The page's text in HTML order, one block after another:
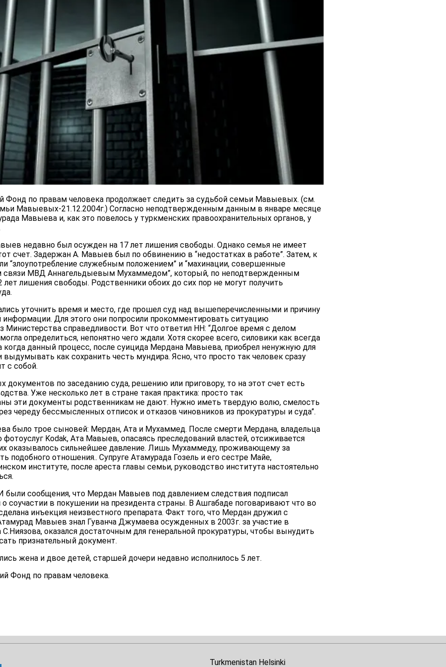
Фонд по правам человека продолжает следить за судьбой семьи Мавыевых. (см.
Мавыевых-21.12.2004г.) Согласно неподтвержденным данным в январе месяце
Мавыева и, как это повелось у туркменских правоохранительных органов, у
недавно был осужден на 17 лет лишения свободы. Однако семья не имеет
счет. Задержан А. Мавыев был по обвинению в “недостатках в работе”. Затем, к
“злоупотребление служебным положением” и “махинации, совершенные
связи МВД Аннагельдыевым Мухаммедом”, который, по неподтвержденным
лишения свободы. Родственники обоих до сих пор не могут получить
уточнить время и место, где прошел суд над вышеперечисленными и причину
Для этого они попросили прокомментировать ситуацию
Министерства справедливости. Вот что ответил НН: “Долгое время с делом
определиться, непонятно чего ждали. Хотя скорее всего, силовики как всегда
а когда данный процесс, после суицида Мердана Мавыева, приобрел ненужную для
выдумывать как сохранить честь мундира. Ясно, что просто так человек сразу
с собой.
документов по заседанию суда, решению или приговору, то на этот счет есть
Уже несколько лет в стране такая практика: просто так
эти документы родственникам не дают. Нужно иметь твердую волю, смелость
череду бессмысленных отписок и отказов чиновников из прокуратуры и суда”.
было трое сыновей: Мердан, Ата и Мухаммед. После смерти Мердана, владельца
Kodak, Ата Мавыев, опасаясь преследований властей, отсиживается
оказывалось сильнейшее давление. Лишь Мухаммеду, проживающему за
подобного отношения.. Супруге Атамурада Гозель и его сестре Майе,
институте, после ареста главы семьи, руководство института настоятельно
были сообщения, что Мердан Мавыев под давлением следствия подписал
о соучастии в покушении на президента страны. В Ашгабаде поговаривают что во
инъекция неизвестного препарата. Факт того, что Мердан дружил с
Мавыев знал Гуванча Джумаева осужденных в 2003г. за участие в
оказался достаточным для генеральной прокуратуры, чтобы вынудить
признательный документ.
жена и двое детей, старшей дочери недавно исполнилось 5 лет.
Фонд по правам человека.
Turkmenistan Helsinki